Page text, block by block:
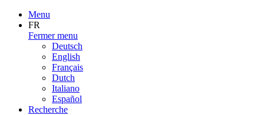
Menu
FR
Fermer menu
Deutsch
English
Français
Dutch
Italiano
Español
Recherche